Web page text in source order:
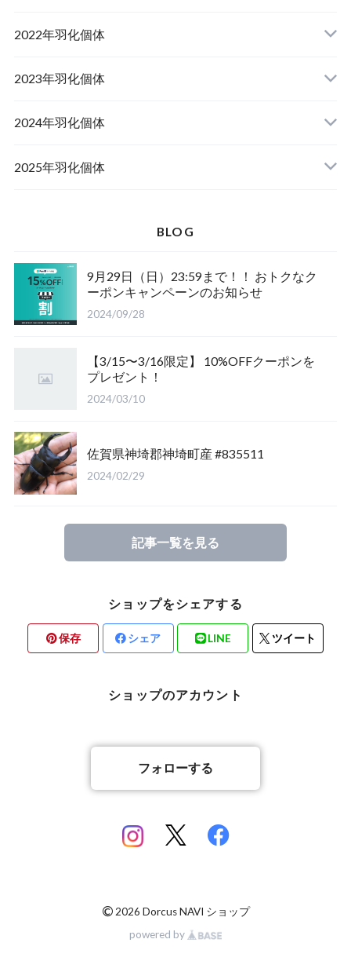
佐賀県神埼郡神埼町産オオクワガタ
山梨県甲斐市産
山形県西置賜郡小國町産
新潟県十日町市産
山梨県韮崎市穂坂町産
兵庫県川辺郡猪名川町産
山梨県甲斐市産
佐賀県神埼郡神埼町
福島県南会津郡産
2022年羽化個体
青森県十和田市産
宮城県栗原市産
茨城県小美玉市産
三重県いなべ市産
長崎県対馬市産
佐賀県神崎郡産
新潟県東蒲原郡阿賀町産
2023年羽化個体
岩手県奥州市産
山形県西置賜郡小國町産
山梨県韮崎市産
香川県綾歌郡産綾上町産
福島県南会津郡産
福島県大沼郡産
長崎県対馬市産
山梨県甲斐市産
北海道檜山郡厚沢部町産
2024年羽化個体
青森県十和田市産
新潟県東蒲原郡阿賀町
山梨県甲府市産
山梨県韮崎市穂坂町産
山梨県北杜市明野町産
三重県桑名市
滋賀県大津市産
京都府宇治市産
香川県綾歌郡綾川町産
香川県丸亀市綾歌町産
2025年羽化個体
茨城県稲敷郡産
山梨県韮崎市穂坂町産
京都府宇治市産
岡山県岡山市産
香川県丸亀市綾歌町産
熊本県合志市産
山梨県北杜市明野町産
山梨県甲斐市産
佐賀県神埼郡産
BLOG
9月29日（日）23:59まで！！ おトクなク
ーポンキャンペーンのお知らせ
2024/09/28
【3/15〜3/16限定】 10%OFFクーポンを
プレゼント！
2024/03/10
佐賀県神埼郡神埼町産 #835511
2024/02/29
記事一覧を見る
ショップをシェアする
保存 シェア LINE ツイート
ショップのアカウント
フォローする
©2026 Dorcus NAVI ショップ
powered by